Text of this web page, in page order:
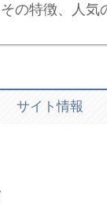
の特徴、人気
サイト情報